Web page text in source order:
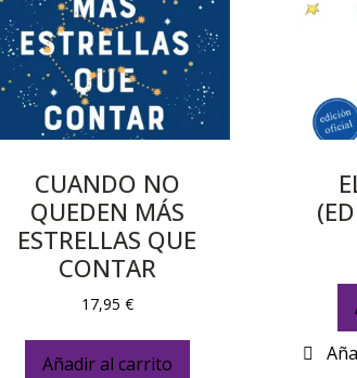
CUANDO NO
QUEDEN MÁS
ESTRELLAS QUE
CONTAR
17,95 €
Añadir al carrito